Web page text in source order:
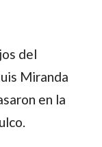
del
Miranda
en la